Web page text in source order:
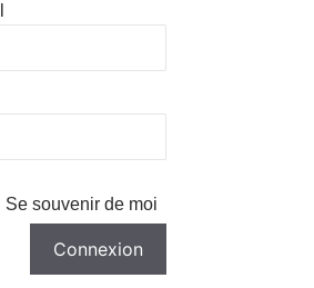
Se souvenir de moi